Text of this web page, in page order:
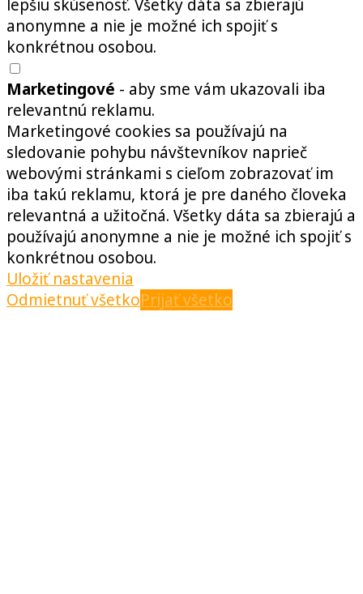
lepšiu skúsenosť. Všetky dáta sa zbierajú
anonymne a nie je možné ich spojiť s
konkrétnou osobou.
Marketingové - aby sme vám ukazovali iba
relevantnú reklamu.
Marketingové cookies sa používajú na
sledovanie pohybu návštevníkov naprieč
webovými stránkami s cieľom zobrazovať im
iba takú reklamu, ktorá je pre daného človeka
relevantná a užitočná. Všetky dáta sa zbierajú a
používajú anonymne a nie je možné ich spojiť s
konkrétnou osobou.
Uložiť nastavenia
Odmietnuť všetkoPrijať všetko